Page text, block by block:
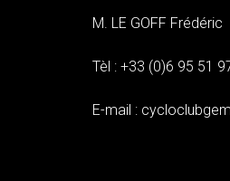
M. LE GOFF Frédéric
Tèl : +33 (0)6 95 51
E-mail :